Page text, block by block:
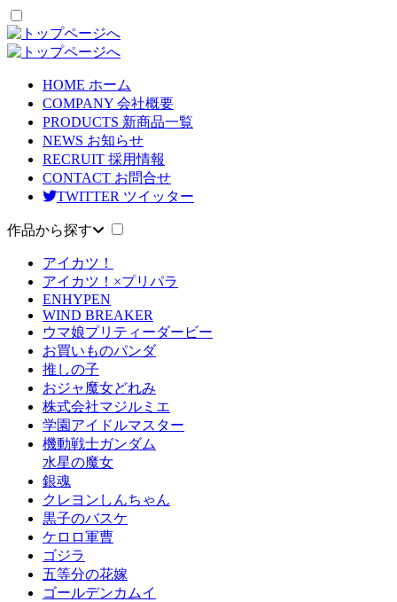
HOME ホーム
COMPANY 会社概要
PRODUCTS 新商品一覧
NEWS お知らせ
RECRUIT 採用情報
CONTACT お問合せ
TWITTER ツイッター
作品から探す
アイカツ！
アイカツ！×プリパラ
ENHYPEN
WIND BREAKER
ウマ娘プリティーダービー
お買いものパンダ
推しの子
おジャ魔女どれみ
株式会社マジルミエ
学園アイドルマスター
機動戦士ガンダム
水星の魔女
銀魂
クレヨンしんちゃん
黒子のバスケ
ケロロ軍曹
ゴジラ
五等分の花嫁
ゴールデンカムイ